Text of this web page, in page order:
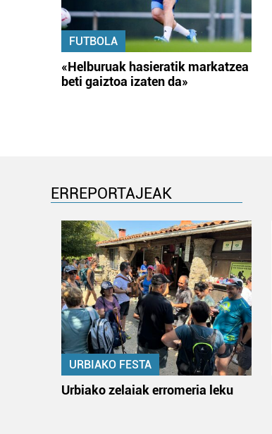
FUTBOLA
«Helburuak hasieratik markatzea
beti gaiztoa izaten da»
ERREPORTAJEAK
URBIAKO FESTA
Urbiako zelaiak erromeria leku